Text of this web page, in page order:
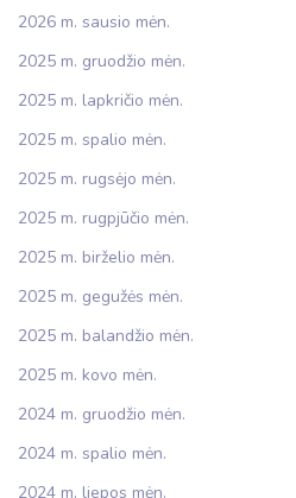
2026 m. sausio mėn.
2025 m. gruodžio mėn.
2025 m. lapkričio mėn.
2025 m. spalio mėn.
2025 m. rugsėjo mėn.
2025 m. rugpjūčio mėn.
2025 m. birželio mėn.
2025 m. gegužės mėn.
2025 m. balandžio mėn.
2025 m. kovo mėn.
2024 m. gruodžio mėn.
2024 m. spalio mėn.
2024 m. liepos mėn.